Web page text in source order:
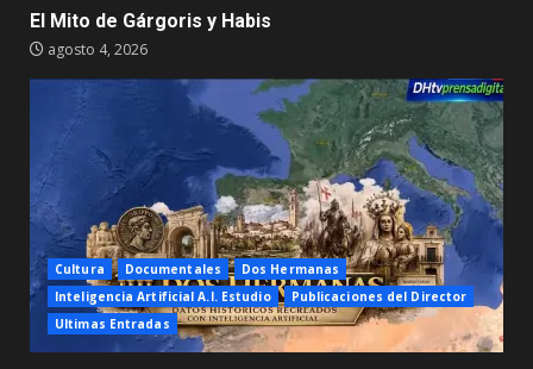
El Mito de Gárgoris y Habis
agosto 4, 2026
Cultura Documentales
Dos Hermanas
Inteligencia Artificial A.I. Estudio
Publicaciones del Director
Ultimas Entradas